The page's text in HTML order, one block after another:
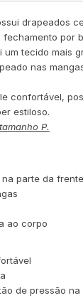
drapeados
fechamento por
um tecido mais
nas
confortável,
estiloso.
P.
parte da frente
ao corpo
de pressão